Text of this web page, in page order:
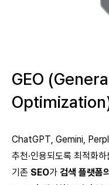
GEO
ChatGPT, Gemini,
추천·인용되도록 최적화
기존 SEO가 검색 플랫폼